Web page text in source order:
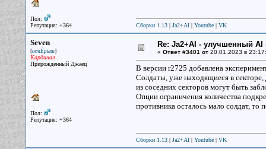
Пол:
Репутация: +364
Сборки 1.13| Ja2+AI| Youtube| VK
Seven
[семЁрыш]
Кардинал
Прирожденный Джаец
Пол:
Репутация: +364
Re: Ja2+AI - улучшенный AI
« Ответ #3401 от20.01.2023 в
В версии r2725 добавлена
Солдаты, уже находящиеся в секторе,
из соседних секторов могут быть
Опции ограничения количества
противника осталось мало солдат, то
Сборки 1.13| Ja2+AI| Youtube| VK